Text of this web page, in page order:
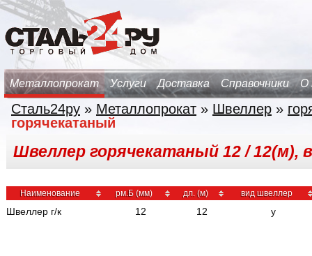
Металлопрокат Услуги Доставка Справочники О
Сталь24ру » Металлопрокат » Швеллер »
горячекатаный
Швеллер горячекатаный 12 / 12(м),
Наименование рм.Б (мм) дл. (м) вид швеллер
Швеллер г/к 12 12 у